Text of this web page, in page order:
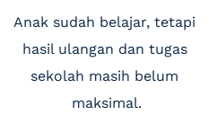
Anak sudah belajar, tetapi
hasil ulangan dan tugas
sekolah masih belum
maksimal.